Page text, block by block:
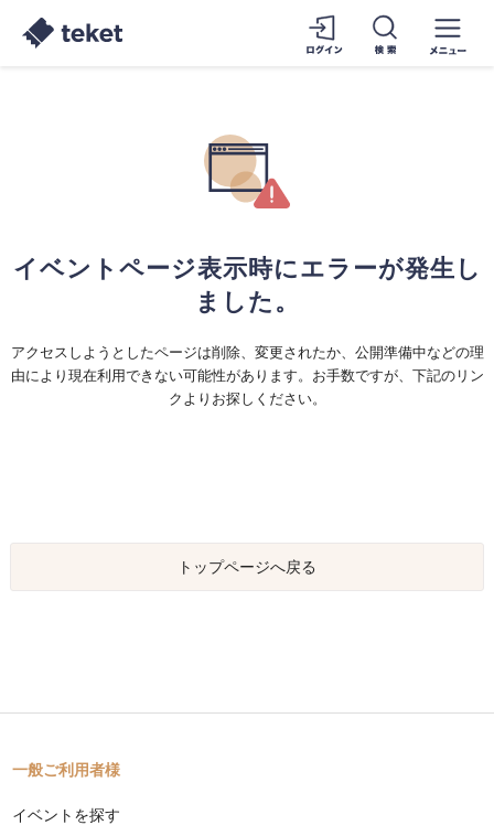
イベントページ表示時にエラーが発生し
ました。
アクセスしようとしたページは削除、変更されたか、公開準備中などの理
由により現在利用できない可能性があります。お手数ですが、下記のリン
クよりお探しください。
トップページへ戻る
一般ご利用者様
イベントを探す